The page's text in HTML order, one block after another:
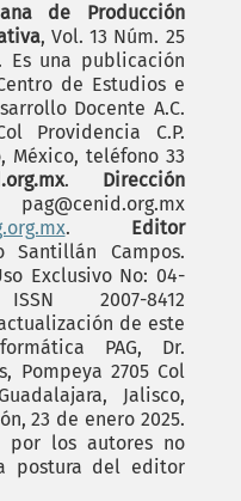
de Producción
, Vol. 13 Núm. 25
Es una publicación
de Estudios e
Docente A.C.
Providencia C.P.
México, teléfono 33
. Dirección
pag@cenid.org.mx
.
Editor
Santillán Campos.
Exclusivo No: 04-
ISSN 2007-8412
de este
PAG, Dr.
Pompeya 2705 Col
Jalisco,
23 de enero 2025.
por los autores no
postura del editor